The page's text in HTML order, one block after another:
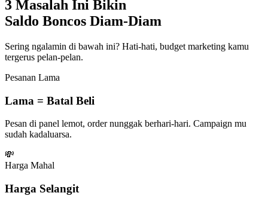
3 Masalah Ini Bikin
Saldo Boncos Diam-Diam
Sering ngalamin di bawah ini? Hati-hati, budget marketing kamu
tergerus pelan-pelan.
Pesanan Lama
Lama = Batal Beli
Pesan di panel lemot, order nunggak berhari-hari. Campaign mu
sudah kadaluarsa.
💸
Harga Mahal
Harga Selangit